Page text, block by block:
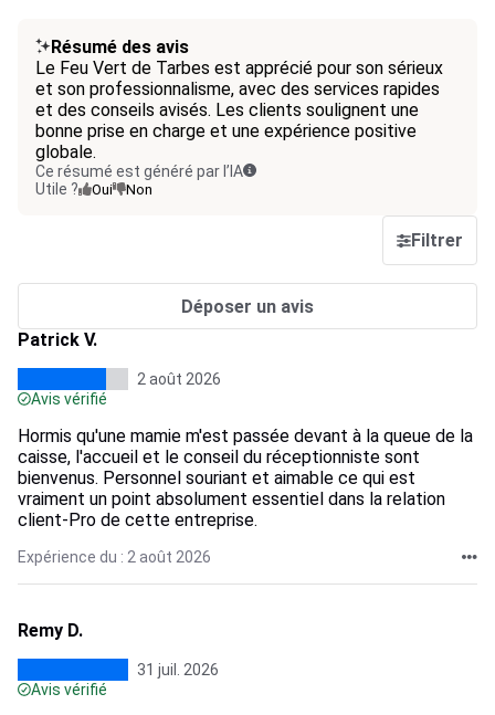
Résumé des avis
Le Feu Vert de Tarbes est apprécié pour son sérieux
et son professionnalisme, avec des services rapides
et des conseils avisés. Les clients soulignent une
bonne prise en charge et une expérience positive
globale.
Ce résumé est généré par l’IA
Utile ?
Oui Non
Filtrer
Déposer un avis
Patrick V.
2 août 2026
Avis vérifié
Hormis qu'une mamie m'est passée devant à la queue de la
caisse, l'accueil et le conseil du réceptionniste sont
bienvenus. Personnel souriant et aimable ce qui est
vraiment un point absolument essentiel dans la relation
client-Pro de cette entreprise.
Expérience du : 2 août 2026
Remy D.
31 juil. 2026
Avis vérifié